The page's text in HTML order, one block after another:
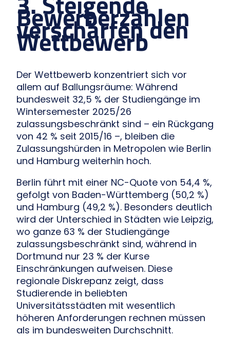
Bewerberzahlen
verschärfen den
Wettbewerb
Der Wettbewerb konzentriert sich vor
allem auf Ballungsräume: Während
bundesweit 32,5 % der Studiengänge im
Wintersemester 2025/26
zulassungsbeschränkt sind – ein Rückgang
von 42 % seit 2015/16 –, bleiben die
Zulassungshürden in Metropolen wie Berlin
und Hamburg weiterhin hoch.
Berlin führt mit einer NC-Quote von 54,4 %,
gefolgt von Baden-Württemberg (50,2 %)
und Hamburg (49,2 %). Besonders deutlich
wird der Unterschied in Städten wie Leipzig,
wo ganze 63 % der Studiengänge
zulassungsbeschränkt sind, während in
Dortmund nur 23 % der Kurse
Einschränkungen aufweisen. Diese
regionale Diskrepanz zeigt, dass
Studierende in beliebten
Universitätsstädten mit wesentlich
höheren Anforderungen rechnen müssen
als im bundesweiten Durchschnitt.